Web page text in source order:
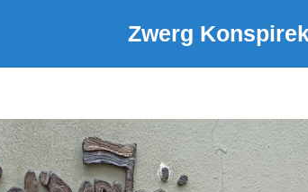
Zwerg